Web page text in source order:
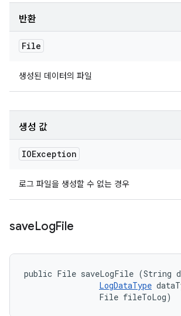
반환
File
생성된 데이터의 파일
생성 값
IOException
로그 파일을 생성할 수 없는 경우
saveLogFile
public File saveLogFile (String
LogDataType
                File fileToLog)